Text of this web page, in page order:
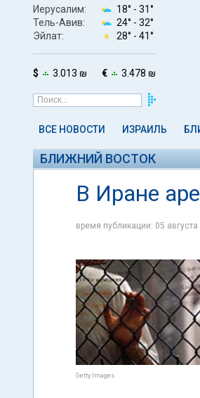
Иерусалим: 18° - 31°
Тель-Авив:
24° - 32°
Эйлат:
28° - 41°
$ 3.013 ₪ € 3.478 ₪
ВСЕ НОВОСТИ ИЗРАИЛЬ
БЛИЖНИЙ ВОСТОК
В Иране
время публикации: 05
Getty Images